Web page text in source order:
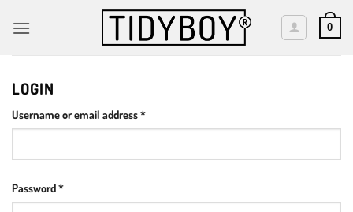
0
LOGIN
Username or email address*Required
Password*Required